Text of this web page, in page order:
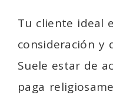
Tu cliente ideal
consideración y
Suele estar de
paga